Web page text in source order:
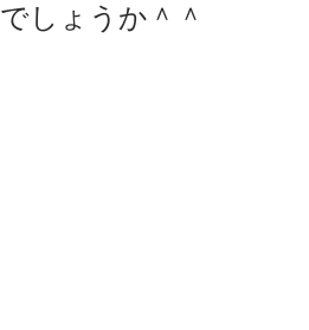
でしょうか＾＾